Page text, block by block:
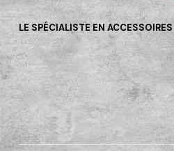
LE SPÉCIALISTE EN